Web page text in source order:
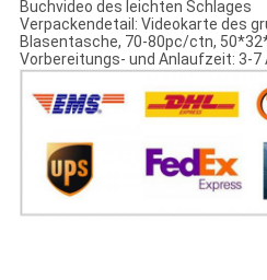
Buchvideo des leichten Schlages
Verpackendetail: Videokarte des
Blasentasche, 70-80pc/ctn,
Vorbereitungs- und Anlaufzeit: 3-